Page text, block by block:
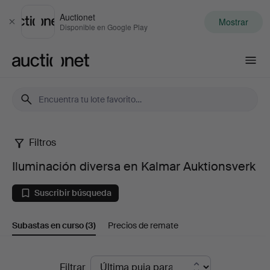
Cerrar
Auctionet
Disponible en Google Play Mostrar
Iluminación
diversa
en
Kalmar
Filtros
Iluminación diversa en Kalmar Auktionsverk
Suscribir búsqueda
Subastas en curso(3) Precios de remate
SubastasFiltrar